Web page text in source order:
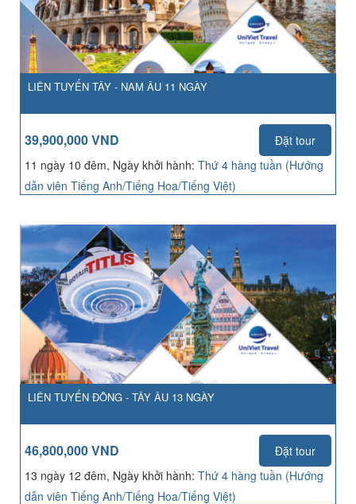
LIÊN TUYẾN TÂY - NAM ÂU 11 NGÀY
39,900,000 VND
Đặt tour
11 ngày 10 đêm, Ngày khởi hành: Thứ 4 hàng tuần (Hướng
dẫn viên Tiếng Anh/Tiếng Hoa/Tiếng Việt)
LIÊN TUYẾN ĐÔNG - TÂY ÂU 13 NGÀY
46,800,000 VND
Đặt tour
13 ngày 12 đêm, Ngày khởi hành: Thứ 4 hàng tuần (Hướng
dẫn viên Tiếng Anh/Tiếng Hoa/Tiếng Việt)